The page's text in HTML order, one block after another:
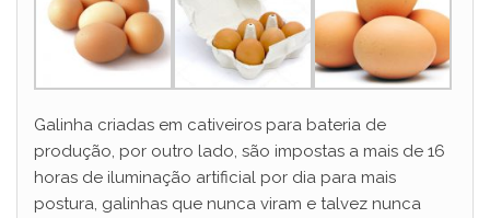
Galinha criadas em cativeiros para bateria de
produção, por outro lado, são impostas a mais de 16
horas de iluminação artificial por dia para mais
postura, galinhas que nunca viram e talvez nunca